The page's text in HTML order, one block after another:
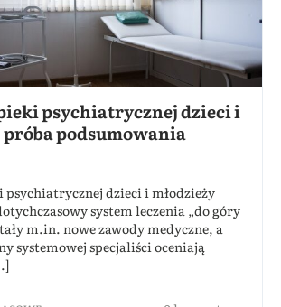
psychiatrycznej dzieci i
próba podsumowania
psychiatrycznej dzieci i młodzieży
system leczenia „do góry
m.in. nowe zawody medyczne, a
systemowej specjaliści oceniają